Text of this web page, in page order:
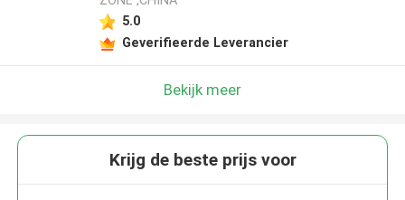
5.0
Geverifieerde Leverancier
Bekijk meer
Krijg de beste prijs voor